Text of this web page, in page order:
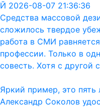
Й 2026-08-07 21:36:36
Средства массовой
сложилось твердое
работа в СМИ
профессии. Только в
совесть. Хотя с другой
Яркий пример, это пять
Александр Соколов